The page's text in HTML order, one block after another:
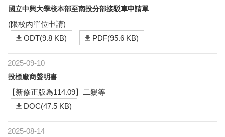
國立中興大學校本部至南投分部接駁車申請單
(限校內單位申請)
ODT(9.8 KB)
PDF(95.6 KB)
2025-09-10
投標廠商聲明書
【新修正版為114.09】二親等
DOC(47.5 KB)
2025-08-14